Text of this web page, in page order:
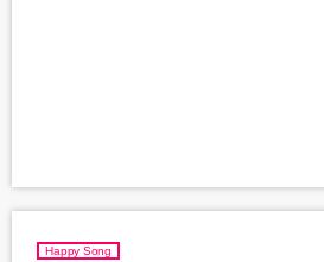
Happy Song